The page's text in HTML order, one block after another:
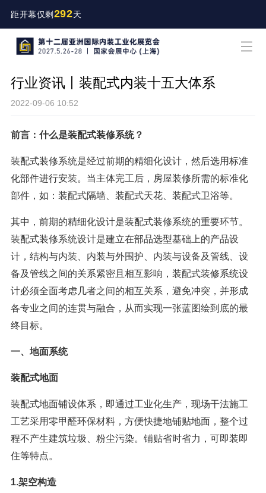
距开幕仅剩 292天
行业资讯丨装配式内装十五大体系
2022-09-06 10:52
前言：什么是装配式装修系统？
装配式装修系统是经过前期的精细化设计，然后选用标准
化部件进行安装。当主体完工后，房屋装修所需的标准化
部件，如：装配式隔墙、装配式天花、装配式卫浴等。
其中，前期的精细化设计是装配式装修系统的重要环节。
装配式装修系统设计是建立在部品选型基础上的产品设
计，结构与内装、内装与外围护、内装与设备及管线、设
备及管线之间的关系紧密且相互影响，装配式装修系统设
计必须全面考虑几者之间的相互关系，避免冲突，并形成
各专业之间的连贯与融合，从而实现一张蓝图绘到底的最
终目标。
一、地面系统
装配式地面
装配式地面铺设体系，即通过工业化生产，现场干法施工
工艺采用零甲醛环保材料，方便快捷地铺贴地面，整个过
程不产生建筑垃圾、粉尘污染。铺贴省时省力，可即装即
住等特点。
1.架空构造